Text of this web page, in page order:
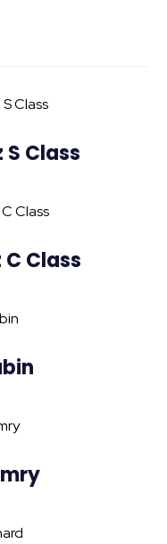
S Class
Class